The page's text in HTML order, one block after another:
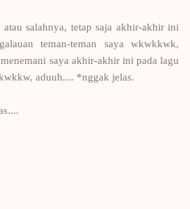
salahnya, tetap saja akhir-akhir ini
teman-teman saya wkwkkwk,
saya akhir-akhir ini pada lagu
aduuh.... *nggak jelas.